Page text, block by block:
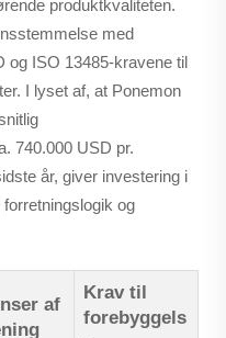
produktkvaliteten.
med
og ISO 13485-kravene til
I lyset af, at Ponemon
740.000 USD pr.
år, giver investering i
og
af
Krav til
forebyggels